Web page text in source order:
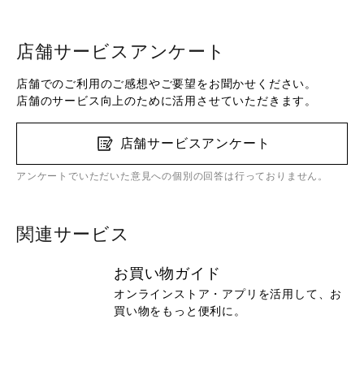
店舗サービスアンケート
店舗でのご利用のご感想やご要望をお聞かせください。
店舗のサービス向上のために活用させていただきます。
店舗サービスアンケート
アンケートでいただいた意見への個別の回答は行っておりません。
関連サービス
お買い物ガイド
オンラインストア・アプリを活用して、お
買い物をもっと便利に。